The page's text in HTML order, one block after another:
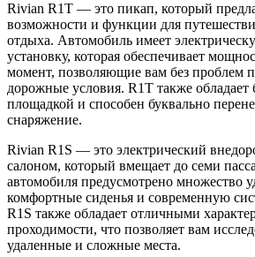
Rivian R1T — это пикап, который
возможности и функции для
отдыха. Автомобиль имеет
установку, которая обеспечивает
момент, позволяющие вам без проблем
дорожные условия. R1T также обладает
площадкой и способен буквально
снаряжение.
Rivian R1S — это электрический
салоном, который вмещает до семи
автомобиля предусмотрено множество
комфортные сиденья и современную
R1S также обладает отличными
проходимости, что позволяет вам
удаленные и сложные места.